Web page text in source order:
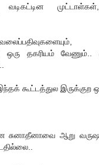
வடிகட்டின
தகரியம் வேணும்..
கூட்டத்துல இருக்குற
சுனாதீனாவை ஆறு